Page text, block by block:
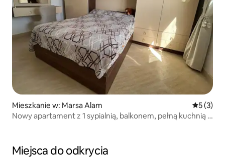
Mieszkanie w: Marsa Alam Średnia
5 (3)
Nowy apartament z 1 sypialnią, balkonem, pełną kuchnią i
Miejsca do odkrycia